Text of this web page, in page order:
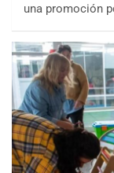
una promoción